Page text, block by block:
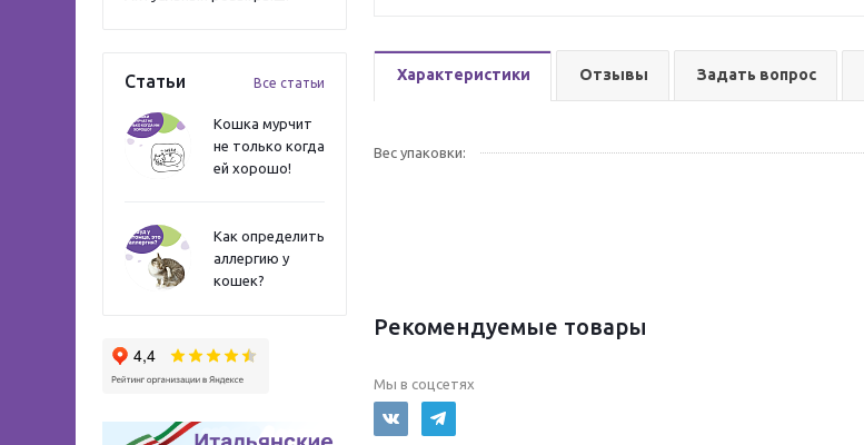
Статьи Все статьи
Кошка мурчит
не только когда
ей хорошо!
Как определить
аллергию у
кошек?
Характеристики Отзывы Задать вопрос
Вес упаковки:
Рекомендуемые товары
Мы в соцсетях